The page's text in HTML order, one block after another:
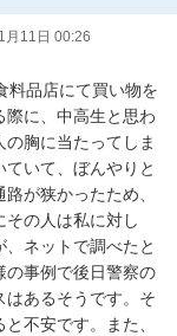
月11日 00:26
料品店にて買い物を
際に、中高生と思わ
胸に当たってしま
いて、ぼんやりと
が狭かったため、
の人は私に対し
ネットで調べたと
の事例で後日警察の
あるそうです。そ
不安です。また、